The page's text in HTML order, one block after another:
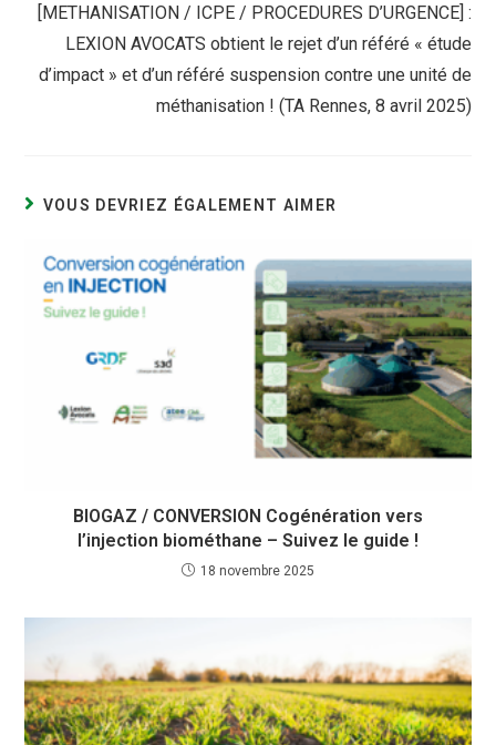
[METHANISATION / ICPE / PROCEDURES D’URGENCE] :
LEXION AVOCATS obtient le rejet d’un référé « étude
d’impact » et d’un référé suspension contre une unité de
méthanisation ! (TA Rennes, 8 avril 2025)
VOUS DEVRIEZ ÉGALEMENT AIMER
BIOGAZ / CONVERSION Cogénération vers
l’injection biométhane – Suivez le guide !
18 novembre 2025